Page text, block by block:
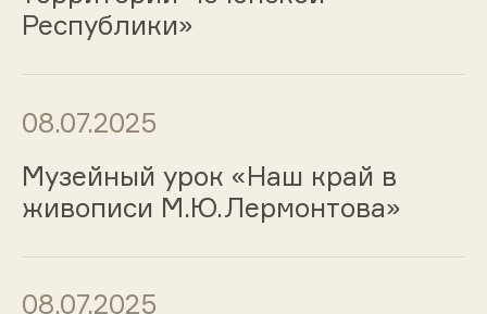
Республики»
08.07.2025
Музейный урок «Наш край в
живописи М.Ю.Лермонтова»
08.07.2025